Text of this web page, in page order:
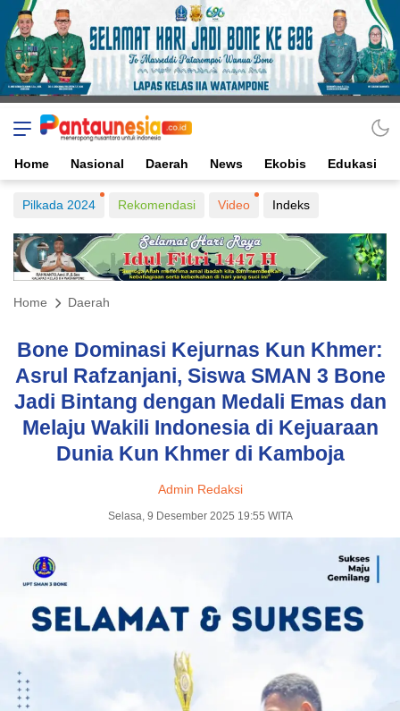
Home Nasional Daerah News Ekobis Edukasi
Pilkada 2024 Rekomendasi Video Indeks
Home Daerah
Bone Dominasi Kejurnas Kun Khmer:
Asrul Rafzanjani, Siswa SMAN 3 Bone
Jadi Bintang dengan Medali Emas dan
Melaju Wakili Indonesia di Kejuaraan
Dunia Kun Khmer di Kamboja
Admin Redaksi
Selasa, 9 Desember 2025 19:55 WITA